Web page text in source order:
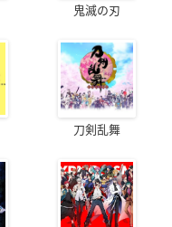
鬼滅の刃
刀剣乱舞